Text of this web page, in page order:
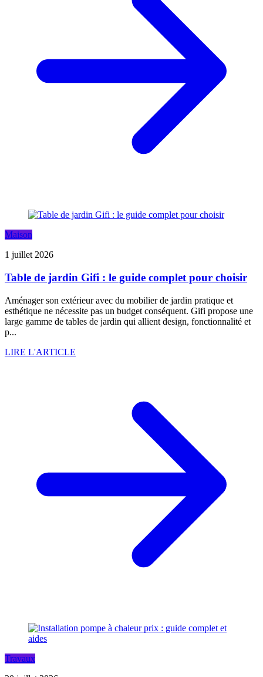
Maison
1 juillet 2026
Table de jardin Gifi : le guide complet pour choisir
Aménager son extérieur avec du mobilier de jardin pratique et
esthétique ne nécessite pas un budget conséquent. Gifi propose une
large gamme de tables de jardin qui allient design, fonctionnalité et
p...
LIRE L'ARTICLE
Travaux